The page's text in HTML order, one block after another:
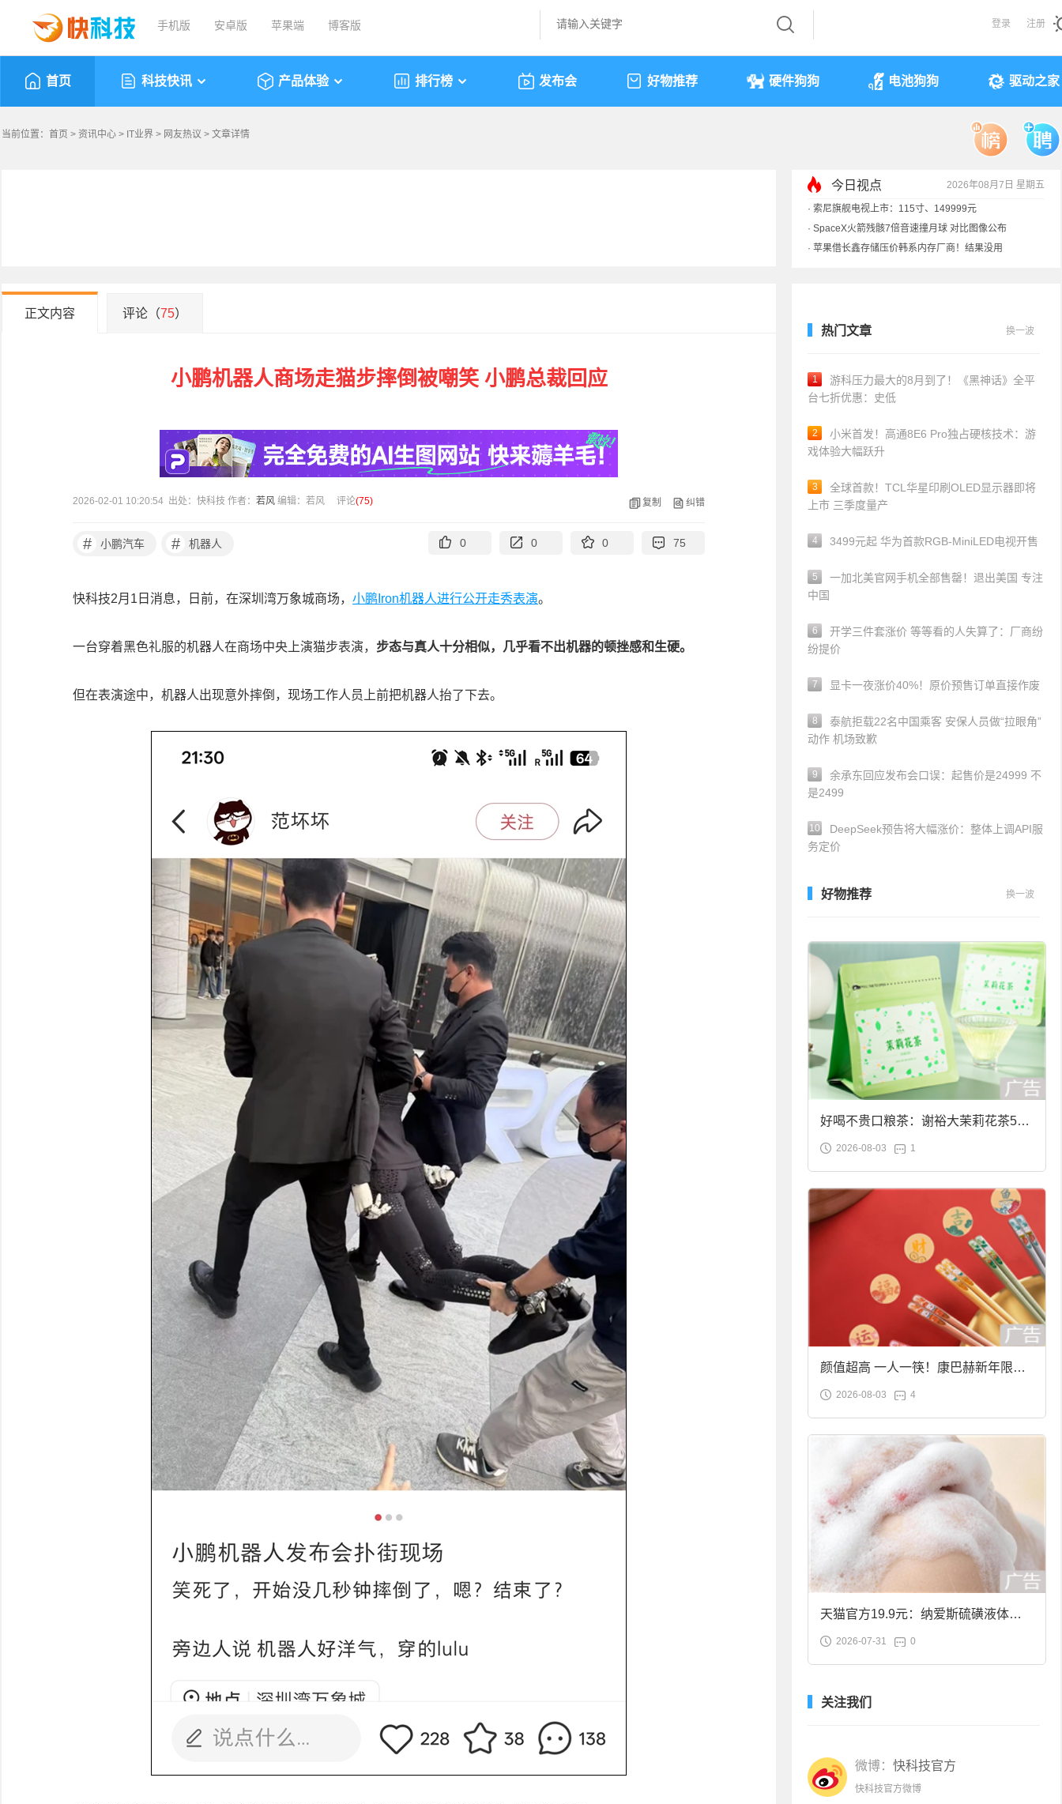
手机版 安卓版 苹果端 博客版 登录 注册
首页 科技快讯 产品体验 排行榜 发布会 好物推荐 硬件狗狗 电池狗狗 驱动之家
当前位置： 首页 > 资讯中心 > IT业界 > 网友热议 > 文章详情
今日视点 2026年08月7日 星期五
· 索尼旗舰电视上市：115寸、149999元
· SpaceX火箭残骸7倍音速撞月球 对比图像公布
· 苹果借长鑫存储压价韩系内存厂商！结果没用
正文内容 评论（75）
小鹏机器人商场走猫步摔倒被嘲笑 小鹏总裁回应
2026-02-01 10:20:54 出处：快科技 作者： 若风 编辑：若风 评论(75) 复制 纠错
# 小鹏汽车 # 机器人 0 0 0 75
快科技2月1日消息，日前，在深圳湾万象城商场， 小鹏Iron机器人进行公开走秀表演。
一台穿着黑色礼服的机器人在商场中央上演猫步表演， 步态与真人十分相似，几乎看不出机器的顿挫感和生硬。
但在表演途中，机器人出现意外摔倒，现场工作人员上前把机器人抬了下去。
热门文章 换一波
1
游科压力最大的8月到了！《黑神话》全平
台七折优惠：史低
2
小米首发！高通8E6 Pro独占硬核技术：游
戏体验大幅跃升
3
全球首款！TCL华星印刷OLED显示器即将
上市 三季度量产
4 3499元起 华为首款RGB-MiniLED电视开售
5
一加北美官网手机全部售罄！退出美国 专注
中国
6
开学三件套涨价 等等看的人失算了：厂商纷
纷提价
7 显卡一夜涨价40%！原价预售订单直接作废
8
泰航拒载22名中国乘客 安保人员做“拉眼角”
动作 机场致歉
9
余承东回应发布会口误：起售价是24999 不
是2499
10
DeepSeek预告将大幅涨价：整体上调API服
务定价
好物推荐 换一波
好喝不贵口粮茶：谢裕大茉莉花茶50g
袋装9.9元到手
2026-08-03 1
颜值超高 一人一筷！康巴赫新年限定
合金筷子大促：19.9元
2026-08-03 4
天猫官方19.9元：纳爱斯硫磺液体香
皂2斤大促
2026-07-31 0
关注我们
微博： 快科技官方
快科技官方微博